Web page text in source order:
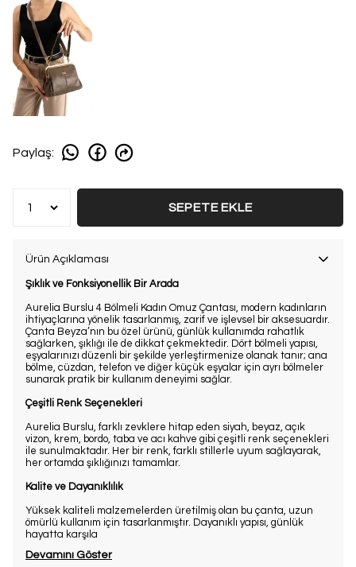
Paylaş:
SEPETE EKLE
Ürün Açıklaması
Şıklık ve Fonksiyonellik Bir Arada
Aurelia Burslu 4 Bölmeli Kadın Omuz Çantası, modern kadınların
ihtiyaçlarına yönelik tasarlanmış, zarif ve işlevsel bir aksesuardır.
Çanta Beyza’nın bu özel ürünü, günlük kullanımda rahatlık
sağlarken, şıklığı ile de dikkat çekmektedir. Dört bölmeli yapısı,
eşyalarınızı düzenli bir şekilde yerleştirmenize olanak tanır; ana
bölme, cüzdan, telefon ve diğer küçük eşyalar için ayrı bölmeler
sunarak pratik bir kullanım deneyimi sağlar.
Çeşitli Renk Seçenekleri
Aurelia Burslu, farklı zevklere hitap eden siyah, beyaz, açık
vizon, krem, bordo, taba ve acı kahve gibi çeşitli renk seçenekleri
ile sunulmaktadır. Her bir renk, farklı stillerle uyum sağlayarak,
her ortamda şıklığınızı tamamlar.
Kalite ve Dayanıklılık
Yüksek kaliteli malzemelerden üretilmiş olan bu çanta, uzun
ömürlü kullanım için tasarlanmıştır. Dayanıklı yapısı, günlük
hayatta karşıla
Devamını Göster